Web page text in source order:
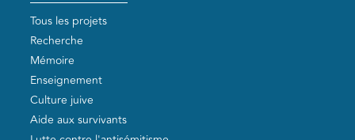
Tous les projets
Recherche
Mémoire
Enseignement
Culture juive
Aide aux survivants